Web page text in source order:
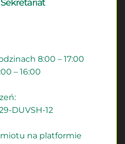
8:00 – 17:00
– 16:00
DUVSH-12
na platformie